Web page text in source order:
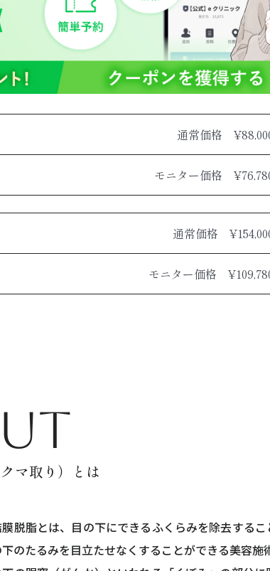
通常価格
モニター価格
通常価格
モニター価格
マ取り）とは
脱脂とは、目の下にできるふくらみを除去するこ
のたるみを目立たせなくすることができる美容施